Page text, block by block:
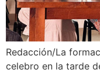
Redacción/La
celebro en la tarde